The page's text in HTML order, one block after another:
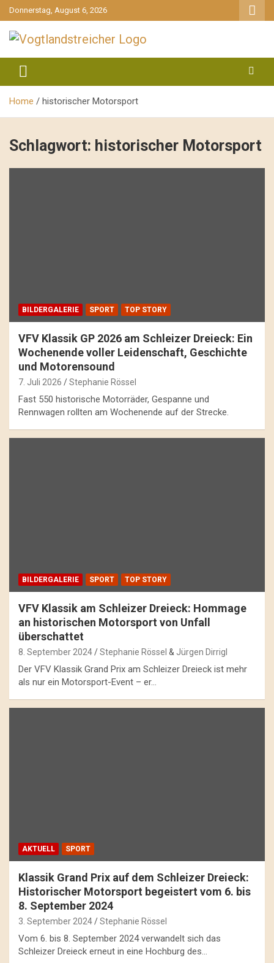
gehe
zum
Inhalt
Donnerstag, August 6, 2026
Vogtlandstreicher
Home historischer Motorsport
Schlagwort: historischer Motorsport
BILDERGALERIE SPORT TOP STORY
VFV Klassik GP 2026 am Schleizer Dreieck: Ein
Wochenende voller Leidenschaft, Geschichte
und Motorensound
7. Juli 2026 Stephanie Rössel
Fast 550 historische Motorräder, Gespanne und
Rennwagen rollten am Wochenende auf der Strecke.
BILDERGALERIE SPORT TOP STORY
VFV Klassik am Schleizer Dreieck: Hommage
an historischen Motorsport von Unfall
überschattet
8. September 2024 Stephanie Rössel & Jürgen Dirrigl
Der VFV Klassik Grand Prix am Schleizer Dreieck ist mehr
als nur ein Motorsport-Event – er…
AKTUELL SPORT
Klassik Grand Prix auf dem Schleizer Dreieck:
Historischer Motorsport begeistert vom 6. bis
8. September 2024
3. September 2024 Stephanie Rössel
Vom 6. bis 8. September 2024 verwandelt sich das
Schleizer Dreieck erneut in eine Hochburg des…